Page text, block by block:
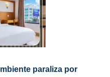
paraliza por